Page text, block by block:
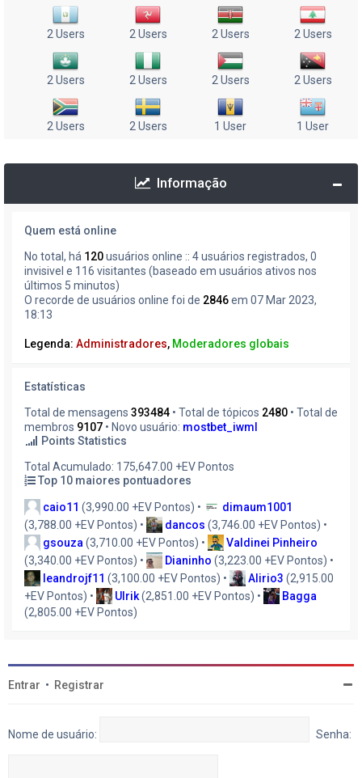
2 Users 2 Users 2 Users 2 Users
2 Users 2 Users 2 Users 2 Users
2 Users 2 Users 1 User 1 User
Informação
Quem está online
No total, há 120usuários online :: 4 usuários registrados, 0
invisivel e 116 visitantes (baseado em usuários ativos nos
últimos 5 minutos)
O recorde de usuários online foi de 2846em 07 Mar 2023,
18:13
Legenda: Administradores, Moderadores globais
Estatísticas
Total de mensagens 393484 • Total de tópicos 2480 • Total de
membros 9107 • Novo usuário: mostbet_iwml
Points Statistics
Total Acumulado: 175,647.00 +EV Pontos
Top 10 maiores pontuadores
caio11 (3,990.00 +EV Pontos) •
dimaum1001
(3,788.00 +EV Pontos) •
dancos (3,746.00 +EV Pontos) •
gsouza (3,710.00 +EV Pontos) •
Valdinei Pinheiro
(3,340.00 +EV Pontos) •
Dianinho (3,223.00 +EV Pontos) •
leandrojf11 (3,100.00 +EV Pontos) • Alirio3 (2,915.00
+EV Pontos) •
Ulrik(2,851.00 +EV Pontos) •
Bagga
(2,805.00 +EV Pontos)
Entrar • Registrar
Nome de usuário: Senha: